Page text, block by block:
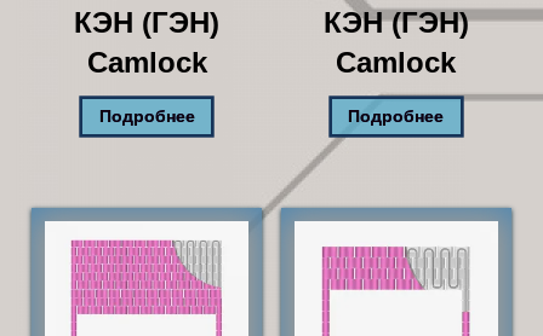
КЭН (ГЭН)
Camlock
Подробнее
КЭН (ГЭН)
Camlock
Подробнее